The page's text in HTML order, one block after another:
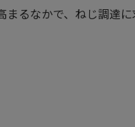
るなかで、ねじ調達